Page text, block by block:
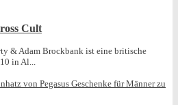
Cult
& Adam Brockbank ist eine britische
in Al...
von Pegasus Geschenke für Männer zu